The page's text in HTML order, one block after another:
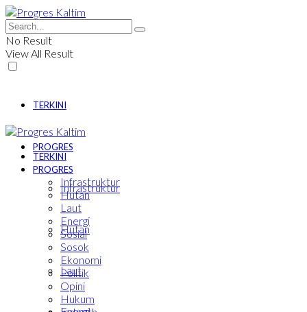
No Result
View All Result
TERKINI
PROGRES
Infrastruktur
Hutan
Laut
TERKINI
PROGRES
Infrastruktur
Hutan
Laut
Energi
Sosial
Sosok
Ekonomi
Politik
Opini
Hukum